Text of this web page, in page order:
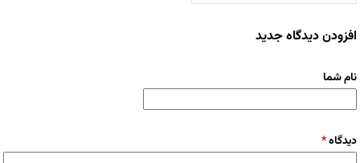
افزودن دیدگاه جدید
نام شما
دیدگاه*